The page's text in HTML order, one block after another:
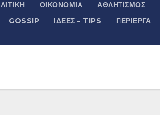
ΟΙΚΟΝΟΜΊΑ ΑΘΛΗΤΙΣΜΌΣ
GOSSIP ΙΔΈΕΣ – TIPS ΠΕΡΊΕΡΓΑ